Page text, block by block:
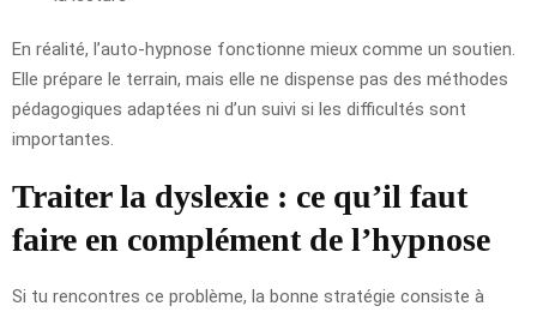
En réalité, l’auto-hypnose fonctionne mieux comme un soutien.
Elle prépare le terrain, mais elle ne dispense pas des méthodes
pédagogiques adaptées ni d’un suivi si les difficultés sont
importantes.
Traiter la dyslexie : ce qu’il faut
faire en complément de l’hypnose
Si tu rencontres ce problème, la bonne stratégie consiste à